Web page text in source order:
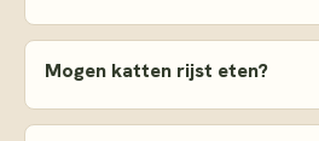
Mogen katten rijst eten?